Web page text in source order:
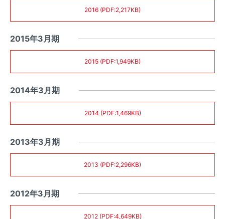
2016 (PDF:2,217KB)
2015年3月期
2015 (PDF:1,949KB)
2014年3月期
2014 (PDF:1,469KB)
2013年3月期
2013 (PDF:2,296KB)
2012年3月期
2012 (PDF:4,649KB)